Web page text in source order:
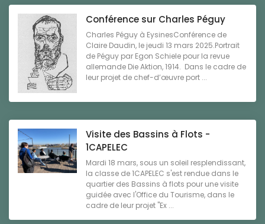
Conférence sur Charles Péguy
Charles Péguy à EysinesConférence de
Claire Daudin, le jeudi 13 mars 2025.Portrait
de Péguy par Egon Schiele pour la revue
allemande Die Aktion, 1914. Dans le cadre de
leur projet de chef-d’œuvre port ...
Visite des Bassins à Flots -
1CAPELEC
Mardi 18 mars, sous un soleil resplendissant,
la classe de 1CAPELEC s'est rendue dans le
quartier des Bassins à flots pour une visite
guidée avec l'Office du Tourisme, dans le
cadre de leur projet "Ex ...